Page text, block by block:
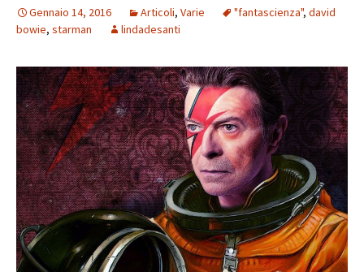
Gennaio 14, 2016 Articoli, Varie "fantascienza", david
bowie, starman lindadesanti